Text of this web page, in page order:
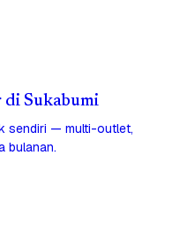
di Sukabumi
sendiri — multi-outlet,
bulanan.